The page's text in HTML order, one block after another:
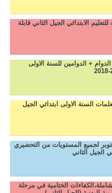
الابتدائي الجيل الثاني قابلة
+ الدوامين للسنة الاولى
السنة الاولى ابتدائي الجيل
لجميع المستويات من التحضيري
الجيل الثاني
الختامية في مرحلة